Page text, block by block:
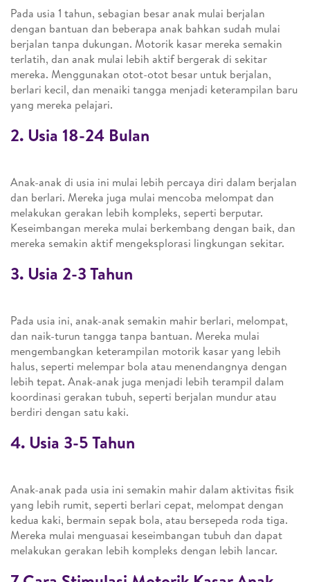
Pada usia 1 tahun, sebagian besar anak mulai berjalan
dengan bantuan dan beberapa anak bahkan sudah mulai
berjalan tanpa dukungan. Motorik kasar mereka semakin
terlatih, dan anak mulai lebih aktif bergerak di sekitar
mereka. Menggunakan otot-otot besar untuk berjalan,
berlari kecil, dan menaiki tangga menjadi keterampilan baru
yang mereka pelajari.
2. Usia 18-24 Bulan
Anak-anak di usia ini mulai lebih percaya diri dalam berjalan
dan berlari. Mereka juga mulai mencoba melompat dan
melakukan gerakan lebih kompleks, seperti berputar.
Keseimbangan mereka mulai berkembang dengan baik, dan
mereka semakin aktif mengeksplorasi lingkungan sekitar.
3. Usia 2-3 Tahun
Pada usia ini, anak-anak semakin mahir berlari, melompat,
dan naik-turun tangga tanpa bantuan. Mereka mulai
mengembangkan keterampilan motorik kasar yang lebih
halus, seperti melempar bola atau menendangnya dengan
lebih tepat. Anak-anak juga menjadi lebih terampil dalam
koordinasi gerakan tubuh, seperti berjalan mundur atau
berdiri dengan satu kaki.
4. Usia 3-5 Tahun
Anak-anak pada usia ini semakin mahir dalam aktivitas fisik
yang lebih rumit, seperti berlari cepat, melompat dengan
kedua kaki, bermain sepak bola, atau bersepeda roda tiga.
Mereka mulai menguasai keseimbangan tubuh dan dapat
melakukan gerakan lebih kompleks dengan lebih lancar.